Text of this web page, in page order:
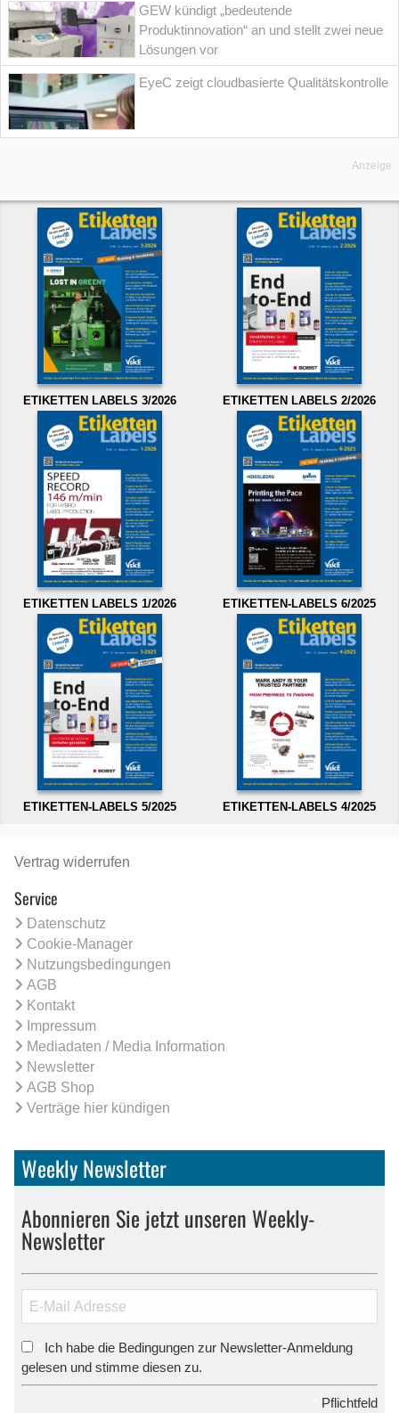
GEW kündigt „bedeutende
Produktinnovation“ an und stellt zwei neue
Lösungen vor
EyeC zeigt cloudbasierte Qualitätskontrolle
Anzeige
ETIKETTEN LABELS 3/2026 ETIKETTEN LABELS 2/2026
ETIKETTEN LABELS 1/2026 ETIKETTEN-LABELS 6/2025
ETIKETTEN-LABELS 5/2025 ETIKETTEN-LABELS 4/2025
Vertrag widerrufen
Service
Datenschutz
Cookie-Manager
Nutzungsbedingungen
AGB
Kontakt
Impressum
Mediadaten / Media Information
Newsletter
AGB Shop
Verträge hier kündigen
Weekly Newsletter
Abonnieren Sie jetzt unseren Weekly-
Newsletter
Ich habe die Bedingungen zur Newsletter-Anmeldung
gelesen und stimme diesen zu.
Pflichtfeld